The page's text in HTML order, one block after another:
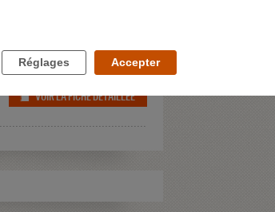
16h30, mercredi 13h-17h,
délivrance de
VOIR LA FICHE DÉTAILLÉE
Réglages Accepter